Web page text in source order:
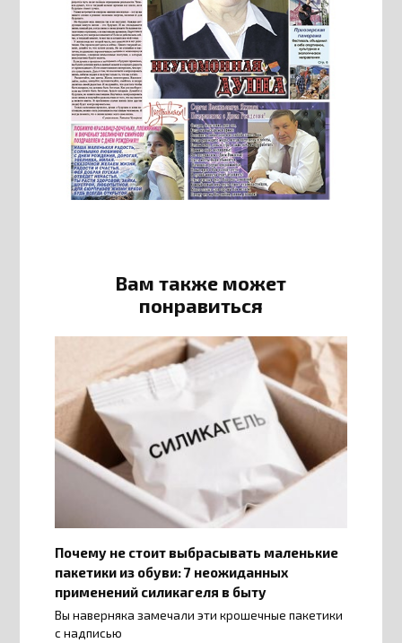
Вам также может
понравиться
Почему не стоит выбрасывать маленькие
пакетики из обуви: 7 неожиданных
применений силикагеля в быту
Вы наверняка замечали эти крошечные пакетики
с надписью